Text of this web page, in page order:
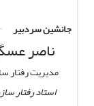
جانشین سردبیر
ناصر
مدیریت رفتار
استاد رفتار